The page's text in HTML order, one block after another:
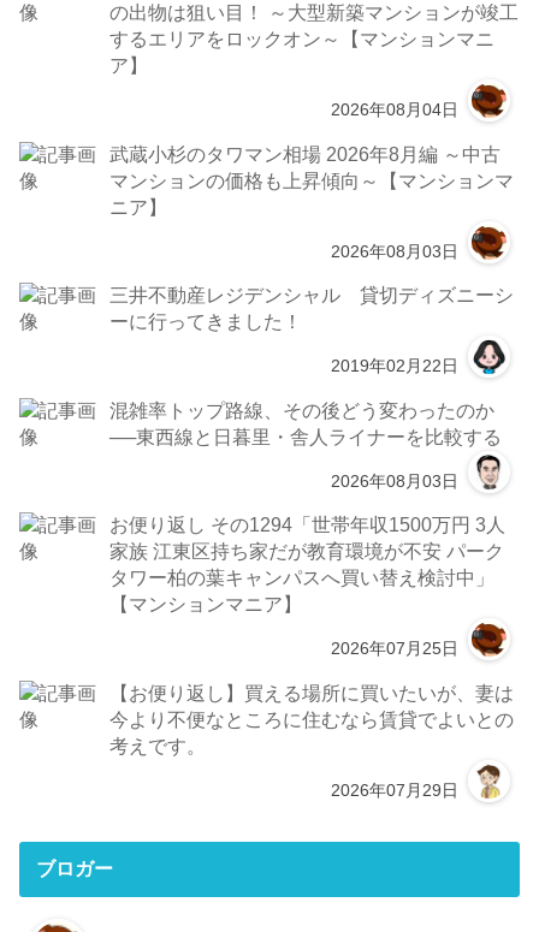
の出物は狙い目！ ～大型新築マンションが竣工
するエリアをロックオン～【マンションマニ
ア】
2026年08月04日
武蔵小杉のタワマン相場 2026年8月編 ～中古
マンションの価格も上昇傾向～【マンションマ
ニア】
2026年08月03日
三井不動産レジデンシャル 貸切ディズニーシ
ーに行ってきました！
2019年02月22日
混雑率トップ路線、その後どう変わったのか
──東西線と日暮里・舎人ライナーを比較する
2026年08月03日
お便り返し その1294「世帯年収1500万円 3人
家族 江東区持ち家だが教育環境が不安 パーク
タワー柏の葉キャンパスへ買い替え検討中」
【マンションマニア】
2026年07月25日
【お便り返し】買える場所に買いたいが、妻は
今より不便なところに住むなら賃貸でよいとの
考えです。
2026年07月29日
ブロガー